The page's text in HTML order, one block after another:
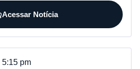
Acessar Notícia
5:15 pm